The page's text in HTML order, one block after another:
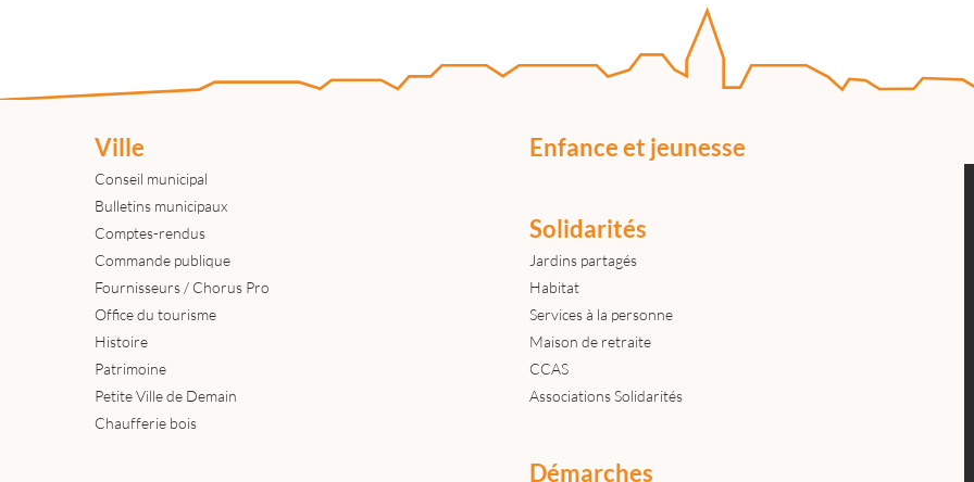
Ville
Conseil municipal
Bulletins municipaux
Comptes-rendus
Commande publique
Fournisseurs / Chorus Pro
Office du tourisme
Histoire
Patrimoine
Petite Ville de Demain
Chaufferie bois
Enfance et jeunesse
Solidarités
Jardins partagés
Habitat
Services à la personne
Maison de retraite
CCAS
Associations Solidarités
Démarches